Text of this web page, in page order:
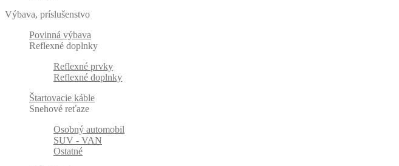
Výbava, príslušenstvo
Povinná výbava
Reflexné doplnky
Reflexné prvky
Reflexné doplnky
Štartovacie káble
Snehové reťaze
Osobný automobil
SUV - VAN
Ostatné